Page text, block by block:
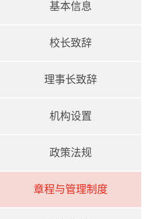
基本信息
校长致辞
理事长致辞
机构设置
政策法规
章程与管理制度